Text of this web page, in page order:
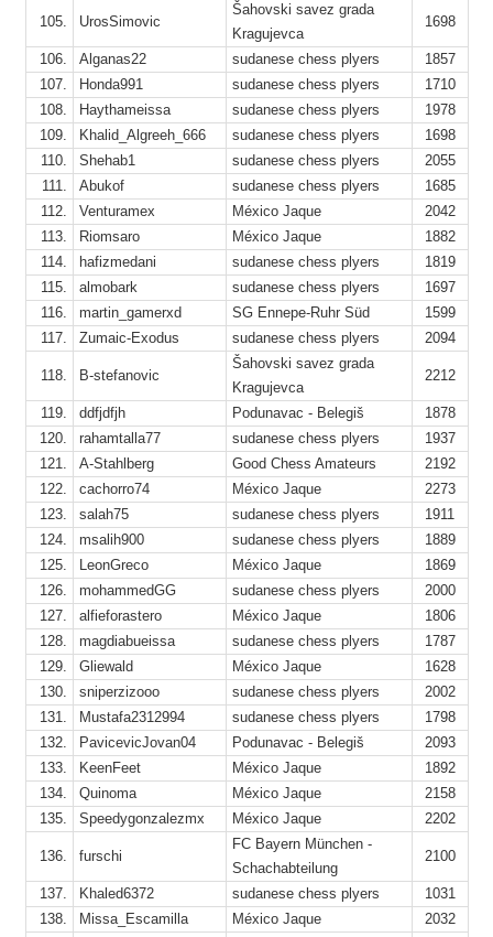
105. UrosSimovic
Šahovski savez grada
Kragujevca
1698
106. Alganas22 sudanese chess plyers
1857
107.
Honda991 sudanese chess plyers
1710
108.
Haythameissa sudanese chess plyers
1978
109.
Khalid_Algreeh_666 sudanese chess plyers
1698
110.
Shehab1 sudanese chess plyers
2055
111.
Abukof sudanese chess plyers
1685
112.
Venturamex México Jaque
2042
113.
Riomsaro México Jaque
1882
114.
hafizmedani sudanese chess plyers
1819
115.
almobark sudanese chess plyers
1697
116.
martin_gamerxd SG Ennepe-Ruhr Süd
1599
117.
Zumaic-Exodus sudanese chess plyers 2094
118. B-stefanovic
Šahovski savez grada
Kragujevca
2212
119. ddfjdfjh Podunavac - Belegiš
1878
120.
rahamtalla77 sudanese chess plyers
1937
121.
A-Stahlberg Good Chess Amateurs
2192
122.
cachorro74 México Jaque
2273
123.
salah75 sudanese chess plyers
1911
124.
msalih900 sudanese chess plyers
1889
125.
LeonGreco México Jaque
1869
126.
mohammedGG sudanese chess plyers
2000
127.
alfieforastero México Jaque
1806
128.
magdiabueissa sudanese chess plyers
1787
129.
Gliewald México Jaque
1628
130.
sniperzizooo sudanese chess plyers
2002
131.
Mustafa2312994 sudanese chess plyers
1798
132.
PavicevicJovan04 Podunavac - Belegiš
2093
133.
KeenFeet México Jaque
1892
134.
Quinoma México Jaque
2158
135.
Speedygonzalezmx México Jaque 2202
136. furschi
FC Bayern München -
Schachabteilung
2100
137. Khaled6372 sudanese chess plyers
1031
138.
Missa_Escamilla México Jaque 2032